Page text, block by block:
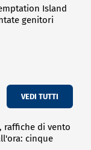
Island
genitori
VEDI TUTTI
raffiche di vento
cinque